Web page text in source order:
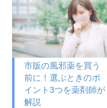
市販の風邪薬を買う
前に！選ぶときのポ
イント3つを薬剤師が
解説